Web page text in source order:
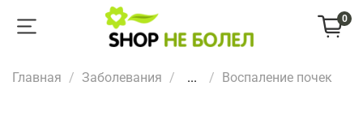
0
Главная Заболевания ... Воспаление почек